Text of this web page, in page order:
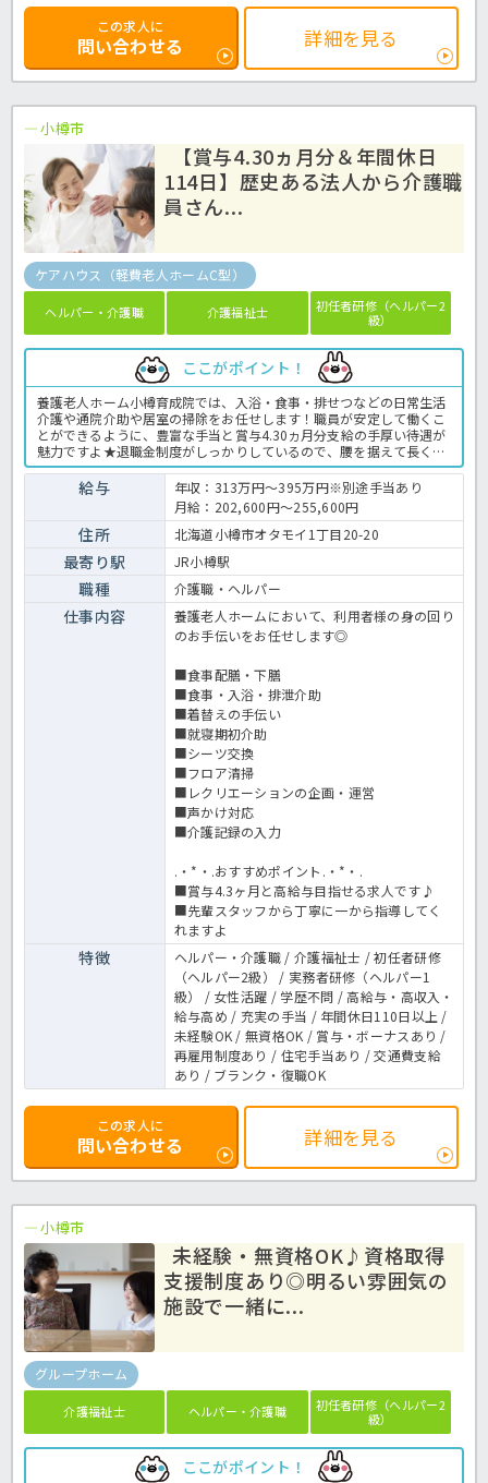
この求人に
問い合わせる 詳細を見る
小樽市
【賞与4.30ヵ月分＆年間休日
114日】歴史ある法人から介護職
員さん...
ケアハウス（軽費老人ホームC型）
ヘルパー・介護職 介護福祉士
初任者研修（ヘルパー2
級）
ここがポイント！
養護老人ホーム小樽育成院では、入浴・食事・排せつなどの日常生活
介護や通院介助や居室の掃除をお任せします！職員が安定して働くこ
とができるように、豊富な手当と賞与4.30ヵ月分支給の手厚い待遇が
魅力ですよ★退職金制度がしっかりしているので、腰を据えて長く働
くことができます！年間休日が114日と豊富なお休みなので、ワーク
ライフバランス重視の方にオススメ◎さらに、有給を取得しやすい職
場環境なので連休も取れるのが嬉しいポイント！この求人が気になっ
た方は、お気軽にほっ介護までお問合せ下さいね！養護老人ホームで
の介護業務全般です。 ＜介護職 正社員 養護老人ホームの求人＞
給与
年収：313万円～395万円※別途手当あり
月給：202,600円～255,600円
住所 北海道小樽市オタモイ1丁目20-20
最寄り駅 JR小樽駅
職種 介護職・ヘルパー
仕事内容
養護老人ホームにおいて、利用者様の身の回り
のお手伝いをお任せします◎
■食事配膳・下膳
■食事・入浴・排泄介助
■着替えの手伝い
■就寝期初介助
■シーツ交換
■フロア清掃
■レクリエーションの企画・運営
■声かけ対応
■介護記録の入力
.・*・.おすすめポイント.・*・.
■賞与4.3ヶ月と高給与目指せる求人です♪
■先輩スタッフから丁寧に一から指導してく
れますよ
特徴
ヘルパー・介護職 / 介護福祉士 / 初任者研修
（ヘルパー2級） / 実務者研修（ヘルパー1
級） / 女性活躍 / 学歴不問 / 高給与・高収入・
給与高め / 充実の手当 / 年間休日110日以上 /
未経験OK / 無資格OK / 賞与・ボーナスあり /
再雇用制度あり / 住宅手当あり / 交通費支給
あり / ブランク・復職OK
この求人に
問い合わせる 詳細を見る
小樽市
未経験・無資格OK♪資格取得
支援制度あり◎明るい雰囲気の
施設で一緒に...
グループホーム
介護福祉士 ヘルパー・介護職
初任者研修（ヘルパー2
級）
ここがポイント！